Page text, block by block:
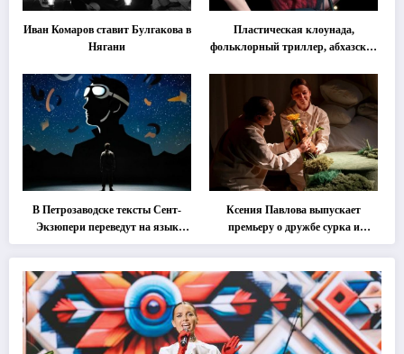
Иван Комаров ставит Булгакова в
Нягани
Пластическая клоунада,
фольклорный триллер, абхазская
втором этапе фестиваля
«Монокль»
В Петрозаводске тексты Сент-
Экзюпери переведут на язык
современной хореографии
Ксения Павлова выпускает
премьеру о дружбе сурка и
одуванчика